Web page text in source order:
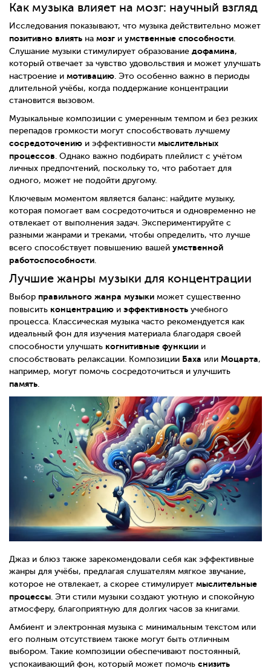
Как музыка влияет на мозг: научный взгляд
Исследования показывают, что музыка действительно может
позитивно влиять на мозг и умственные способности
Слушание музыки стимулирует образование дофамина,
который отвечает за чувство удовольствия и может улучшать
настроение и мотивацию . Это особенно важно в периоды
длительной учёбы, когда поддержание концентрации
становится вызовом.
Музыкальные композиции с умеренным темпом и без резких
перепадов громкости могут способствовать лучшему
сосредоточению и эффективности мыслительных
процессов . Однако важно подбирать плейлист с учётом
личных предпочтений, поскольку то, что работает для
одного, может не подойти другому.
Ключевым моментом является баланс: найдите музыку,
которая помогает вам сосредоточиться и одновременно не
отвлекает от выполнения задач. Экспериментируйте с
разными жанрами и треками, чтобы определить, что лучше
всего способствует повышению вашей умственной
работоспособности
Лучшие жанры музыки для концентрации
Выбор правильного жанра музыки может существенно
повысить концентрацию и эффективность учебного
процесса. Классическая музыка часто рекомендуется как
идеальный фон для изучения материала благодаря своей
способности улучшать когнитивные функции и
способствовать релаксации. Композиции Баха или Моцарта,
например, могут помочь сосредоточиться и улучшить
память.
Джаз и блюз также зарекомендовали себя как эффективные
жанры для учёбы, предлагая слушателям мягкое звучание,
которое не отвлекает, а скорее стимулирует мыслительные
процессы. Эти стили музыки создают уютную и спокойную
атмосферу, благоприятную для долгих часов за книгами.
Амбиент и электронная музыка с минимальным текстом или
его полным отсутствием также могут быть отличным
выбором. Такие композиции обеспечивают постоянный,
успокаивающий фон, который может помочь снизить